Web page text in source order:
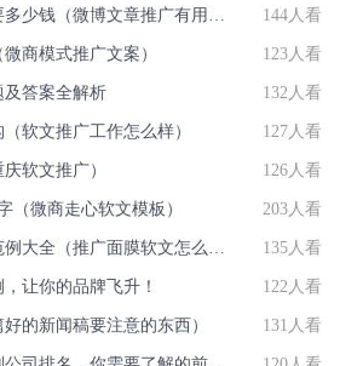
微博软文推广费用需要多少钱（微博文章推广有用吗） 144人看
商模式推广文案） 123人看
及答案全解析 132人看
软文推广工作怎么样） 127人看
软文推广） 126人看
（微商走心软文模板） 203人看
微商推广面膜的软文范例大全（推广面膜软文怎么写） 135人看
让你的品牌飞升！ 122人看
的新闻稿要注意的东西） 131人看